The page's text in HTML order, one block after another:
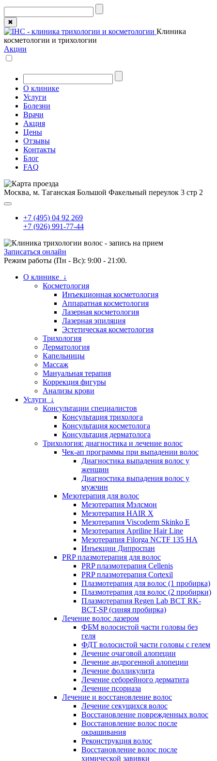
✖
Клиника
косметологии и трихологии
Акции
О клинике
Услуги
Болезни
Врачи
Акция
Цены
Отзывы
Контакты
Блог
FAQ
Москва, м. Таганская Большой Факельный переулок 3 стр 2
+7 (495) 04 92 269
+7 (926) 991-77-44
Записаться онлайн
Режим работы (Пн - Вс): 9:00 - 21:00.
О клинике ↓
Косметология
Инъекционная косметология
Аппаратная косметология
Лазерная косметология
Лазерная эпиляция
Эстетическая косметология
Трихология
Дерматология
Капельницы
Массаж
Мануальная терапия
Коррекция фигуры
Анализы крови
Услуги ↓
Консультации специалистов
Консультация трихолога
Консультация косметолога
Консультация дерматолога
Трихология: диагностика и лечение волос
Чек-ап программы при выпадении волос
Диагностика выпадения волос у
женщин
Диагностика выпадения волос у
мужчин
Мезотерапия для волос
Мезотерапия Мэлсмон
Мезотерапия HAIR X
Мезотерапия Viscoderm Skinko E
Мезотерапия Apriline Hair Line
Мезотерапия Filorga NCTF 135 HA
Инъекции Дипроспан
PRP плазмотерапия для волос
PRP плазмотерапия Cellenis
PRP плазмотерапия Cortexil
Плазмотерапия для волос (1 пробирка)
Плазмотерапия для волос (2 пробирки)
Плазмотерапия Regen Lab BCT RK-
BCT-SP (синяя пробирка)
Лечение волос лазером
ФБМ волосистой части головы без
геля
ФДТ волосистой части головы с гелем
Лечение очаговой алопеции
Лечение андрогенной алопеции
Лечение фолликулита
Лечение себорейного дерматита
Лечение псориаза
Лечение и восстановление волос
Лечение секущихся волос
Восстановление поврежденных волос
Восстановление волос после
окрашивания
Реконструкция волос
Восстановление волос после
химической завивки